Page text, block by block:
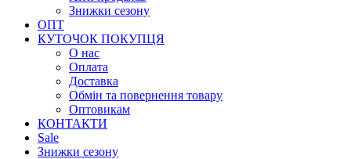
Знижки сезону
ОПТ
КУТОЧОК ПОКУПЦЯ
О нас
Оплата
Доставка
Обмін та повернення товару
Оптовикам
КОНТАКТИ
Sale
Знижки сезону